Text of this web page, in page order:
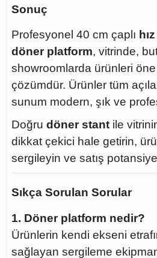
Sonuç
Profesyonel 40 cm çaplı
döner platform, vitrinde,
showroomlarda ürünleri öne
çözümdür. Ürünler tüm
sunum modern, şık ve
Doğru döner stant ile
dikkat çekici hale getirin,
sergileyin ve satış
Sıkça Sorulan Sorular
1. Döner platform nedir?
Ürünlerin kendi ekseni
sağlayan sergileme